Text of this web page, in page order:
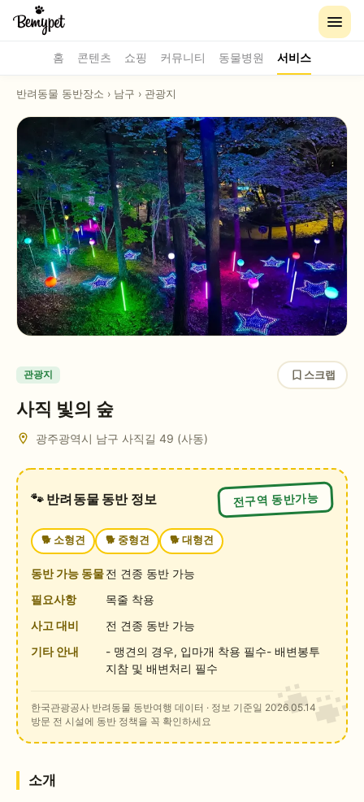
홈 콘텐츠 쇼핑 커뮤니티 동물병원 서비스
반려동물 동반장소 › 남구 › 관광지
관광지 스크랩
사직 빛의 숲
광주광역시 남구 사직길 49 (사동)
🐾 반려동물 동반 정보 전구역 동반가능
🐕 소형견 🐕 중형견 🐕 대형견
동반 가능 동물전 견종 동반 가능
필요사항
목줄 착용
사고 대비
전 견종 동반 가능
기타 안내
- 맹견의 경우, 입마개 착용 필수- 배변봉투
지참 및 배변처리 필수
한국관광공사 반려동물 동반여행 데이터 · 정보 기준일 2026.05.14
방문 전 시설에 동반 정책을 꼭 확인하세요
소개